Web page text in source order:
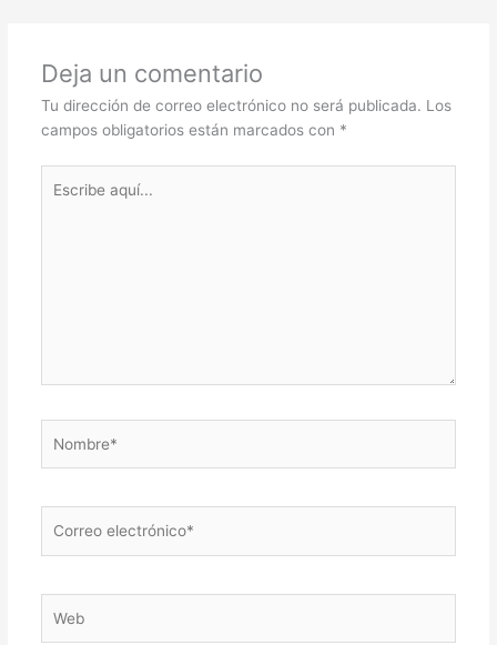
Deja un comentario
Tu dirección de correo electrónico no será publicada. Los
campos obligatorios están marcados con *
aquí...
electrónico*